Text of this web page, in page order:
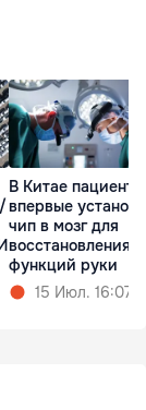
В Китае пациенту
впервые
чип в мозг для
восстановления
функций руки
15 Июл. 16:07